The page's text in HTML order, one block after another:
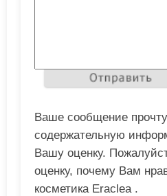
Ваше сообщение
содержательную
Вашу оценку.
оценку, почему Вам
косметика Eraclea .